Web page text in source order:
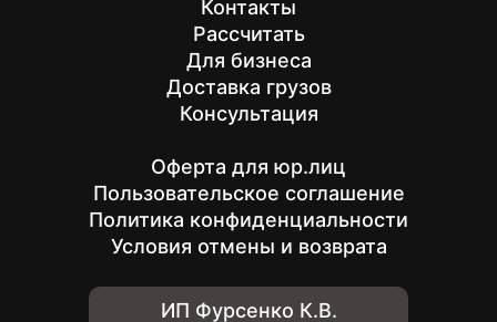
Контакты
Рассчитать
Для бизнеса
Доставка грузов
Консультация
Оферта для юр.лиц
Пользовательское соглашение
Политика конфиденциальности
Условия отмены и возврата
ИП Фурсенко К.В.